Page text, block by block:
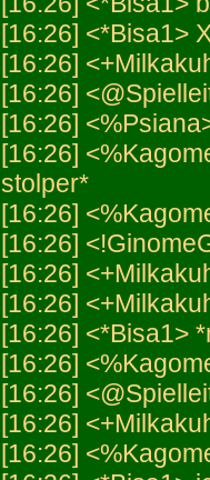
[16:26] <*Bisa1>
[16:26]
[16:26]
[16:26]
[16:26]
stolper*
[16:26]
[16:26]
[16:26]
[16:26]
[16:26] <*Bisa1>
[16:26]
[16:26]
[16:26]
[16:26]